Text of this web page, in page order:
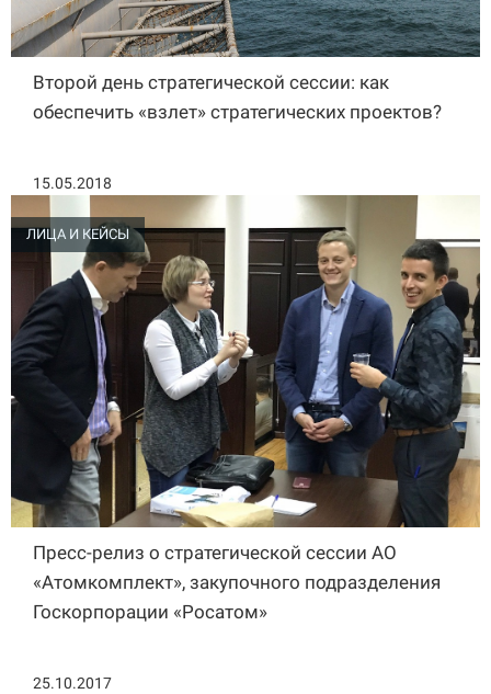
Второй день стратегической сессии: как
обеспечить «взлет» стратегических проектов?
15.05.2018
ЛИЦА И КЕЙСЫ
Пресс-релиз о стратегической сессии АО
«Атомкомплект», закупочного подразделения
Госкорпорации «Росатом»
25.10.2017